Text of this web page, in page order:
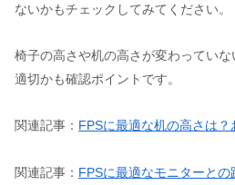
ないかもチェックしてみてください。
椅子の高さや机の高さが変わってい
適切かも確認ポイントです。
関連記事： FPSに最適な机の高さは
関連記事： FPSに最適なモニターとの